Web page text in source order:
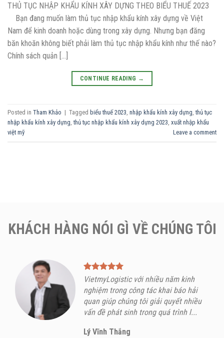
THỦ TỤC NHẬP KHẨU KÍNH XÂY DỰNG THEO BIỂU THUẾ 2023
Bạn đang muốn làm thủ tục nhập khẩu kính xây dựng về Việt
Nam để kinh doanh hoặc dùng trong xây dựng. Nhưng bạn đăng
băn khoăn không biết phải làm thủ tục nhập khẩu kính như thế nào?
Chính sách quản […]
CONTINUE READING →
Posted in Tham Khảo | Tagged biểu thuế 2023 nhập khẩu kính xây dựng ,thủ tục
nhập khẩu kính xây dựng ,thủ tục nhập khẩu kính xây dựng 2023 xuất nhập khẩu
việt mỹ
Leave a comment
KHÁCH HÀNG NÓI GÌ VỀ CHÚNG TÔI
VietmyLogistic với nhiều năm kinh
nghiệm trong công tác khai báo hải
quan giúp chúng tôi giải quyết nhiều
vấn đề phát sinh trong quá trình l...
Lý Vĩnh Thắng